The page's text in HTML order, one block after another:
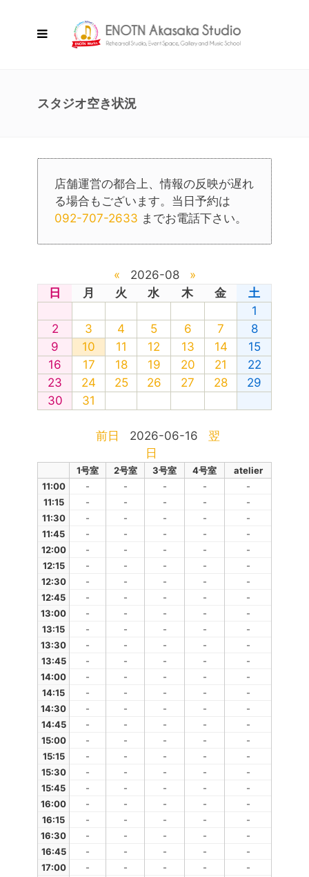
スタジオ空き状況
店舗運営の都合上、情報の反映が遅れ
る場合もございます。当日予約は
092-707-2633 までお電話下さい。
« 2026-08
»
日
月 火 水 木 金
土
1
2
3 4 5 6 7
8
9
10 11 12 13 14
15
16
17 18 19 20 21
22
23
24 25 26 27 28
29
30
31
前日 2026-06-16
翌
日
1号室 2号室 3号室 4号室
atelier
11:00
- - - -
-
11:15
- - - -
-
11:30
- - - -
-
11:45
- - - -
-
12:00
- - - -
-
12:15
- - - -
-
12:30
- - - -
-
12:45
- - - -
-
13:00
- - - -
-
13:15
- - - -
-
13:30
- - - -
-
13:45
- - - -
-
14:00
- - - -
-
14:15
- - - -
-
14:30
- - - -
-
14:45
- - - -
-
15:00
- - - -
-
15:15
- - - -
-
15:30
- - - -
-
15:45
- - - -
-
16:00
- - - -
-
16:15
- - - -
-
16:30
- - - -
-
16:45
- - - -
-
17:00
- - - -
-